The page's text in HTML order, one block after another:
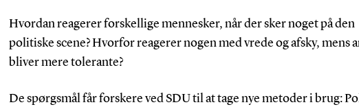
Hvordan reagerer forskellige mennesker, når der sker noget på den
politiske scene? Hvorfor reagerer nogen med vrede og afsky, mens
bliver mere tolerante?
De spørgsmål får forskere ved SDU til at tage nye metoder i brug: